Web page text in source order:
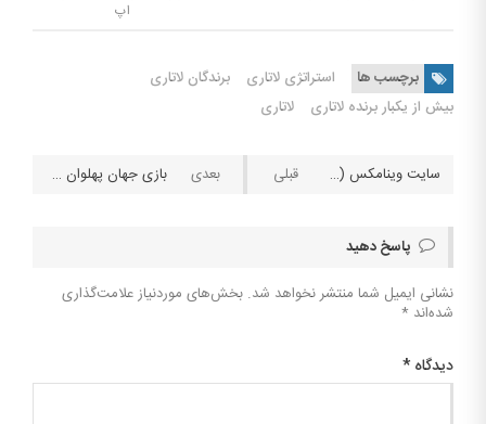
اپ
برچسب ها استراتژی لاتاری
برندگان لاتاری
بیش از یکبار برنده لاتاری
لاتاری
سایت وینامکس (Winamax) مرجع تخصصی بازی پوکر بازی جهان پهلوان ; بازی کازینو آنلاین جدید رونمایی شد
پاسخ دهید
نشانی ایمیل شما منتشر نخواهد شد. بخش‌های موردنیاز علامت‌گذاری
شده‌اند *
دیدگاه *